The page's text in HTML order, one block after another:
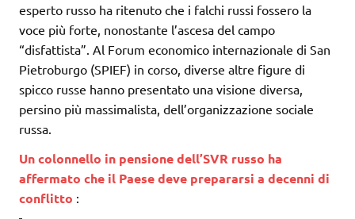
esperto russo ha ritenuto che i falchi russi fossero la
voce più forte, nonostante l’ascesa del campo
“disfattista”. Al Forum economico internazionale di San
Pietroburgo (SPIEF) in corso, diverse altre figure di
spicco russe hanno presentato una visione diversa,
persino più massimalista, dell’organizzazione sociale
russa.
Un colonnello in pensione dell’SVR russo ha
affermato che il Paese deve prepararsi a decenni di
conflitto :